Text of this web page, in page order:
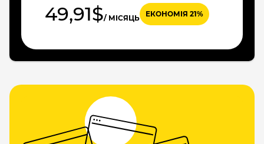
49,91$/ МІСЯЦЬ ЕКОНОМІЯ 21%